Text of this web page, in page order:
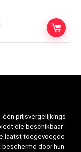
één prijsvergelijkings-
die beschikbaar
laatst toegevoegde
door hun